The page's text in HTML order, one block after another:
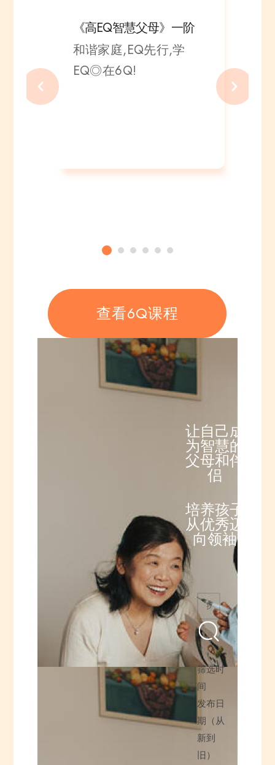
《高EQ智慧父母》一阶
和谐家庭,EQ先行,学
EQ◎在6Q!
查看6Q课程
让自己成
为智慧的
父母和伴
侣
培养孩子
从优秀迈
向领袖
筛选时
间
发布日
期（从
新到
旧）